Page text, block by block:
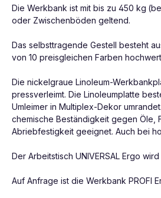
Die Werkbank ist mit bis zu 450 kg
oder Zwischenböden geltend.
Das selbsttragende Gestell besteht
von 10 preisgleichen Farben
Die nickelgraue Linoleum-
pressverleimt. Die Linoleumplatte
Umleimer in Multiplex-Dekor
chemische Beständigkeit gegen Öle,
Abriebfestigkeit geeignet. Auch bei
Der Arbeitstisch UNIVERSAL Ergo
Auf Anfrage ist die Werkbank PROFI